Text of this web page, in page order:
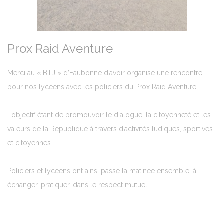
Prox Raid Aventure
Merci au « B.I.J » d’Eaubonne d’avoir organisé une rencontre
pour nos lycéens avec les policiers du Prox Raid Aventure.
L’objectif étant de promouvoir le dialogue, la citoyenneté et les
valeurs de la République à travers d’activités ludiques, sportives
et citoyennes.
Policiers et lycéens ont ainsi passé la matinée ensemble, à
échanger, pratiquer, dans le respect mutuel.